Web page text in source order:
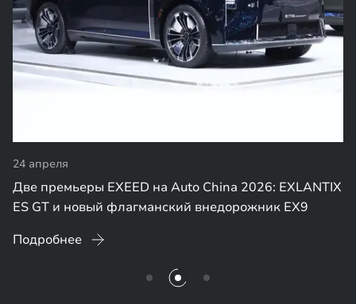
24 апреля
Две премьеры EXEED на Auto China 2026: EXLANTIX
ES GT и новый флагманский внедорожник EX9
Подробнее